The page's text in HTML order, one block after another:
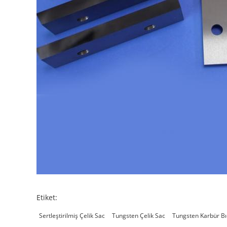
Etiket:
Sertleştirilmiş Çelik Sac Tungsten Çelik Sac Tungsten Karbür